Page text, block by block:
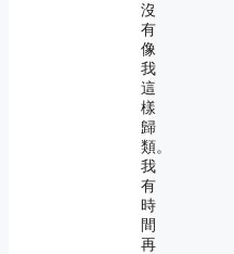
沒
有
像
我
這
樣
歸
類。
我
有
時
間
再